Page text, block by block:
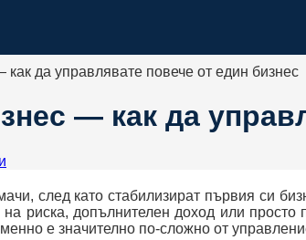
как да управлявате повече от един бизнес
— как да
след като стабилизират първия си
риска, допълнителен доход или
е значително по-сложно от